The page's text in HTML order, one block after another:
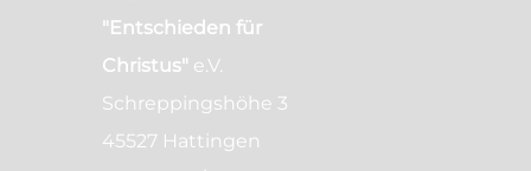
"Entschieden für
Christus" e.V.
Schreppingshöhe 3
45527 Hattingen